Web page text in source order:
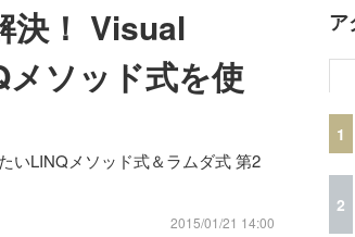
決！ Visual
ソッド式を使
いLINQメソッド式＆ラムダ式 第2
2015/01/21 14:00
ア
1
2